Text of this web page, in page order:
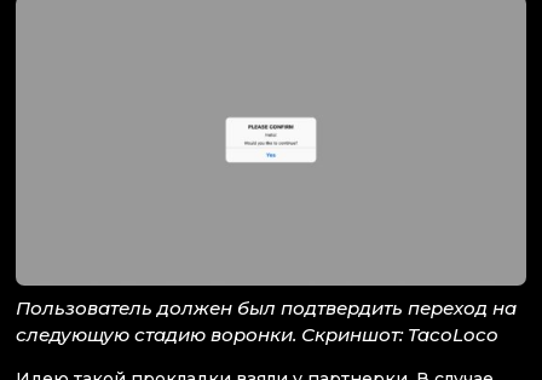
Пользователь должен был подтвердить переход на
следующую стадию воронки. Скриншот: TacoLoco